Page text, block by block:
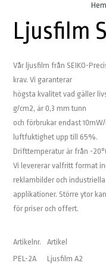
Hem
Ljusfilm
Vår ljusfilm från SEIKO-
krav. Vi garanterar
högsta kvalitet vad gäller
g/cm2, är 0,3 mm tunn
och förbrukar endast
luftfuktighet upp till 65%.
Drifttemperatur är från -
Vi levererar valfritt format
reklambilder och industriella
applikationer. Större ytor
för priser och offert.
Artikelnr. Artikel
PEL-2A
Ljusfilm A2